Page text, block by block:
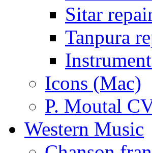
Sitar
Tanpura
Icons (Mac)
P. Moutal
Western Music